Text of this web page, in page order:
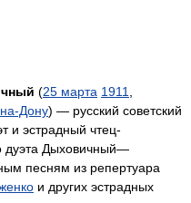
(25 марта 1911,
Дону) — русский советский
и эстрадный чтец-
дуэта Дыховичный—
песням из репертуара
и других эстрадных